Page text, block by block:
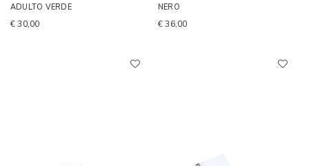
ADULTO VERDE
€ 30,00
NERO
€ 36,00